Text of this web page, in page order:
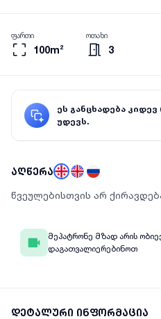
100m²
ფართი
3
ოთახი
ეს განცხადება
უდევს.
აღწერა
წვეულებისთვის არ
მეპატრონე მზად არის
დაგათვალიერებინოთ
დეტალური ინფორმაცია